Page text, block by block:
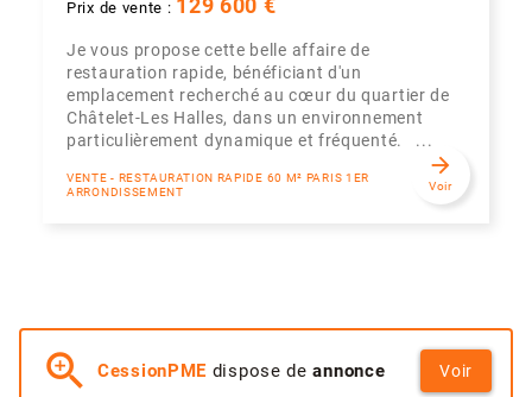
Prix de vente : 129 600 €
Je vous propose cette belle affaire de
restauration rapide, bénéficiant d'un
emplacement recherché au cœur du quartier de
Châtelet-Les Halles, dans un environnement
particulièrement dynamique et fréquenté. ...
VENTE - RESTAURATION RAPIDE 60 M² PARIS 1ER
ARRONDISSEMENT
arrow_forward
Voir
zoom_in CessionPME dispose deannonce Voir